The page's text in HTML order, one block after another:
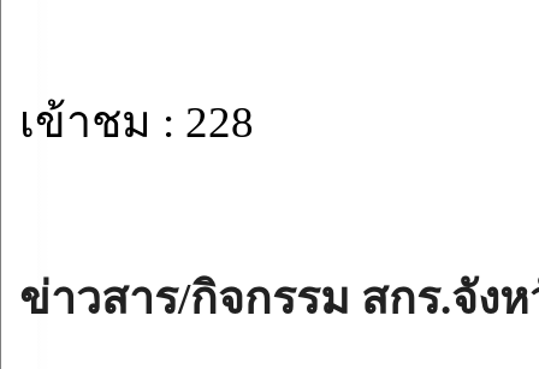
เข้าชม : 228
ข่าวสาร/กิจกรรม สกร.จัง